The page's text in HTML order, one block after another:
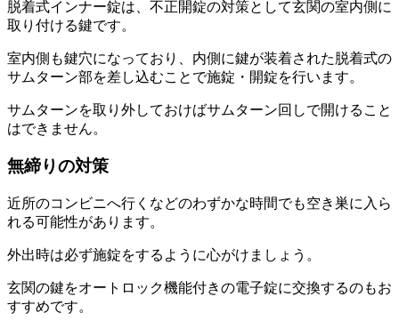
脱着式インナー錠は、不正開錠の対策として玄関の室内側に
取り付ける鍵です。
室内側も鍵穴になっており、内側に鍵が装着された脱着式の
サムターン部を差し込むことで施錠・開錠を行います。
サムターンを取り外しておけばサムターン回しで開けること
はできません。
無締りの対策
近所のコンビニへ行くなどのわずかな時間でも空き巣に入ら
れる可能性があります。
外出時は必ず施錠をするように心がけましょう。
玄関の鍵をオートロック機能付きの電子錠に交換するのもお
すすめです。